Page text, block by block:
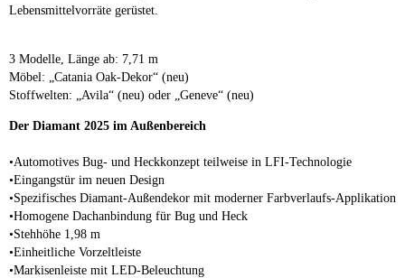
Lebensmittelvorräte gerüstet.
3 Modelle, Länge ab: 7,71 m
Möbel: „Catania Oak-Dekor“ (neu)
Stoffwelten: „Avila“ (neu) oder „Geneve“ (neu)
Der Diamant 2025 im Außenbereich
•Automotives Bug- und Heckkonzept teilweise in LFI-Technologie
•Eingangstür im neuen Design
•Spezifisches Diamant-Außendekor mit moderner Farbverlaufs-Applikation
•Homogene Dachanbindung für Bug und Heck
•Stehhöhe 1,98 m
•Einheitliche Vorzeltleiste
•Markisenleiste mit LED-Beleuchtung